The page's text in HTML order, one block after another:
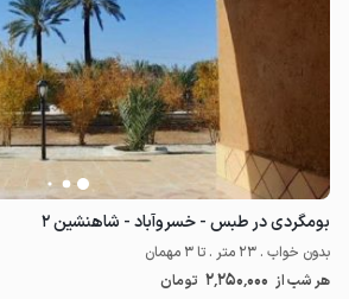
بومگردی در طبس - خسروآباد - شاهنشین ۲
بدون خواب . 23 متر . تا 3 مهمان
هر شب از 2٬250٬000 تومان